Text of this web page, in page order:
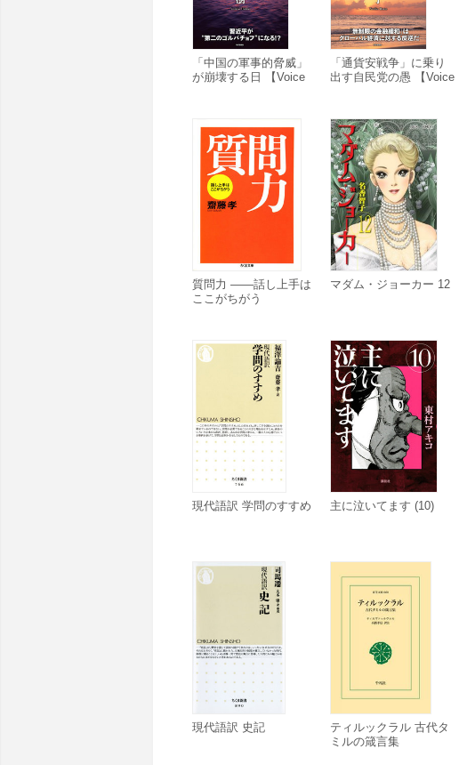
「中国の軍事的脅威」
が崩壊する日 【Voice
「通貨安戦争」に乗り
出す自民党の愚 【Voice
質問力 ――話し上手は
ここがちがう
マダム・ジョーカー 12
現代語訳 学問のすすめ 主に泣いてます (10)
現代語訳 史記
ティルックラル 古代タ
ミルの箴言集